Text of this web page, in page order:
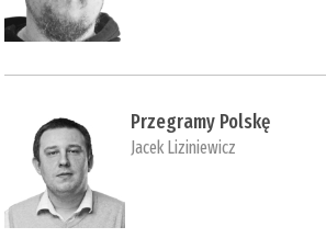
Przegramy Polskę
Jacek Liziniewicz